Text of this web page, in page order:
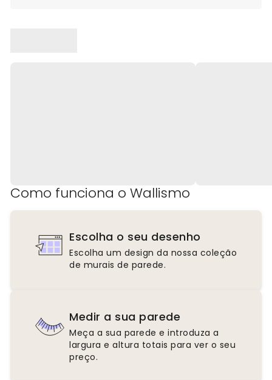
Como funciona o Wallismo
Escolha o seu desenho
Escolha um design da nossa coleção
de murais de parede.
Medir a sua parede
Meça a sua parede e introduza a
largura e altura totais para ver o seu
preço.